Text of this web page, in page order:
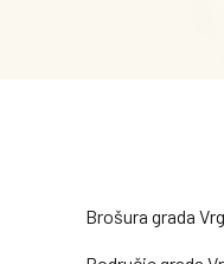
Brošura grada